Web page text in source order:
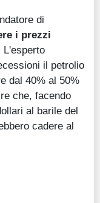
di
i prezzi
L'esperto
il petrolio
dal 40% al 50%
che, facendo
al barile del
cadere al